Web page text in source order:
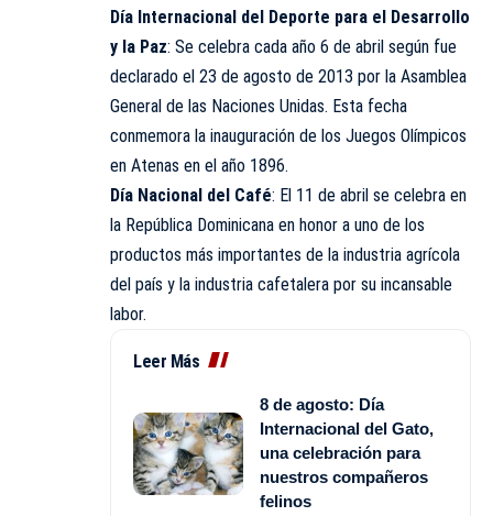
Día Internacional del Deporte para el Desarrollo
y la Paz: Se celebra cada año 6 de abril según fue
declarado el 23 de agosto de 2013 por la Asamblea
General de las Naciones Unidas. Esta fecha
conmemora la inauguración de los Juegos Olímpicos
en Atenas en el año 1896.
Día Nacional del Café: El 11 de abril se celebra en
la República Dominicana en honor a uno de los
productos más importantes de la industria agrícola
del país y la industria cafetalera por su incansable
labor.
Leer Más
8 de agosto: Día
Internacional del Gato,
una celebración para
nuestros compañeros
felinos